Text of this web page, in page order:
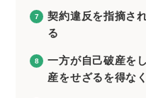
契約違反を指摘さ
る
一方が自己破産を
産をせざるを得な